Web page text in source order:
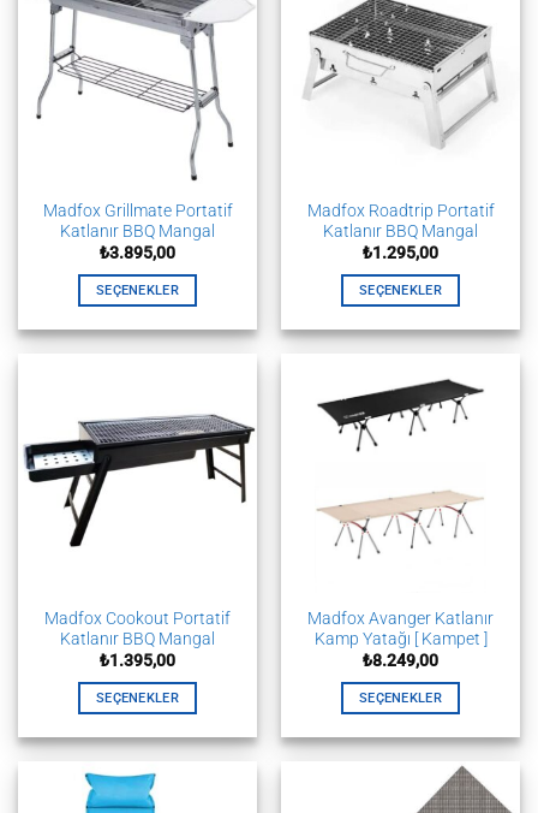
varyasyonu
var.
Seçenekler
ürün
sayfasından
seçilebilir
var.
Seçenekler
ürün
sayfasından
seçilebilir
Madfox Grillmate Portatif
Katlanır BBQ Mangal
₺3.895,00
SEÇENEKLER
ürünün
varyasyonu
var.
Seçenekler
Madfox Roadtrip Portatif
Katlanır BBQ Mangal
₺1.295,00
SEÇENEKLER
ürünün
fazla
varyasyonu
ürün
sayfasından
seçilebilir
Madfox Cookout Portatif
Katlanır BBQ Mangal
₺1.395,00
SEÇENEKLER
ürünün
birden
fazla
Madfox Avanger Katlanır
Kamp Yatağı [ Kampet ]
₺8.249,00
SEÇENEKLER
ürünün
fazla